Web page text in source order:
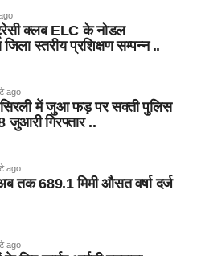
क्लब ELC के नोडल
जिला स्तरीय प्रशिक्षण सम्पन्न ..
ago
सिरली में जुआ फड़ पर सक्ती पुलिस
जुआरी गिरफ्तार ..
ago
तक 689.1 मिमी औसत वर्षा दर्ज
ago